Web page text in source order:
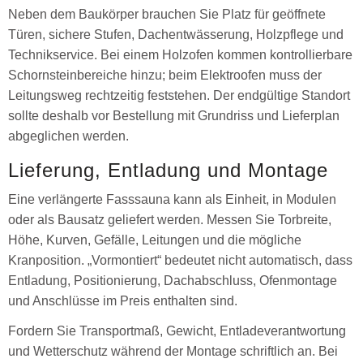
Neben dem Baukörper brauchen Sie Platz für geöffnete
Türen, sichere Stufen, Dachentwässerung, Holzpflege und
Technikservice. Bei einem Holzofen kommen kontrollierbare
Schornsteinbereiche hinzu; beim Elektroofen muss der
Leitungsweg rechtzeitig feststehen. Der endgültige Standort
sollte deshalb vor Bestellung mit Grundriss und Lieferplan
abgeglichen werden.
Lieferung, Entladung und Montage
Eine verlängerte Fasssauna kann als Einheit, in Modulen
oder als Bausatz geliefert werden. Messen Sie Torbreite,
Höhe, Kurven, Gefälle, Leitungen und die mögliche
Kranposition. „Vormontiert“ bedeutet nicht automatisch, dass
Entladung, Positionierung, Dachabschluss, Ofenmontage
und Anschlüsse im Preis enthalten sind.
Fordern Sie Transportmaß, Gewicht, Entladeverantwortung
und Wetterschutz während der Montage schriftlich an. Bei